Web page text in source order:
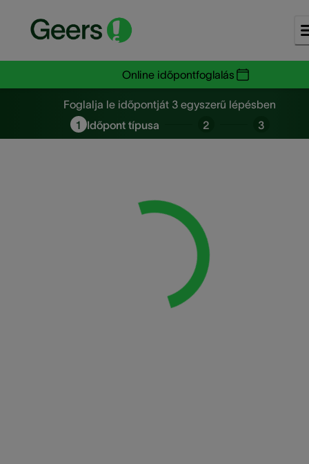
Online időpontfoglalás
Foglalja le időpontját 3
Foglalja le időpontját 3 egyszerű lépésben
1 Időpont típusa 2 3
Loading...